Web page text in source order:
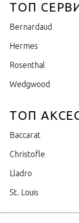
ТОП
Bernardaud
Hermes
Rosenthal
Wedgwood
ТОП
Baccarat
Christofle
Lladro
St. Louis